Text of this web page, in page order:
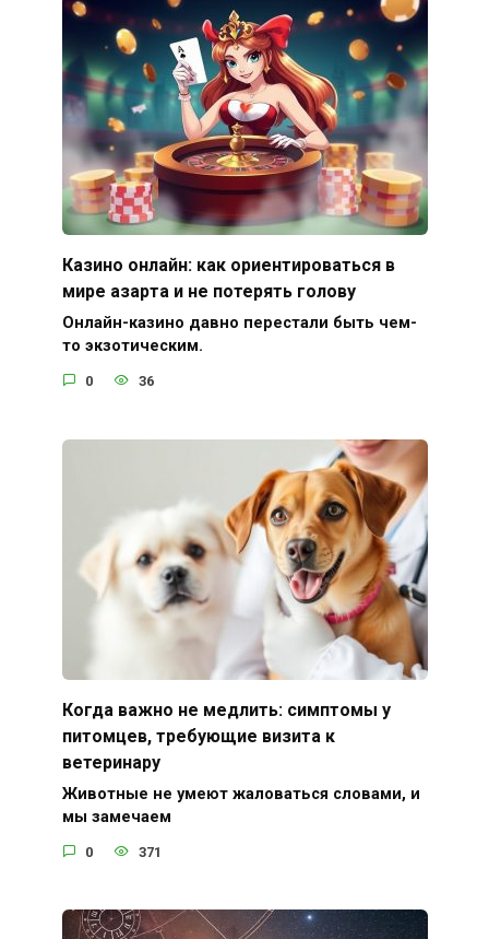
Казино онлайн: как ориентироваться в
мире азарта и не потерять голову
Онлайн-казино давно перестали быть чем-
то экзотическим.
0 36
Когда важно не медлить: симптомы у
питомцев, требующие визита к
ветеринару
Животные не умеют жаловаться словами, и
мы замечаем
0 371